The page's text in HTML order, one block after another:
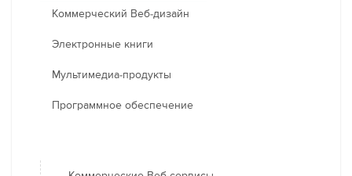
Коммерческий Веб-дизайн
Электронные книги
Мультимедиа-продукты
Программное обеспечение